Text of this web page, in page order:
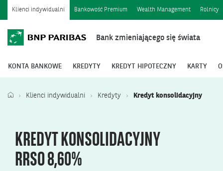
Klienci indywidualni Bankowość Premium Wealth Management Rolnicy
Bank zmieniającego się świata
KONTA BANKOWE KREDYTY KREDYT HIPOTECZNY KARTY
Klienci indywidualni Kredyty Kredyt konsolidacyjny
KREDYT KONSOLIDACYJNY
RRSO 8,60%